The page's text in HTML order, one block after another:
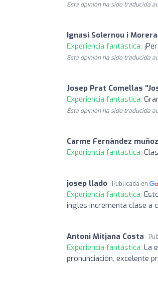
Esta opinión ha sido traducida
Ignasi Solernou i Morera
Experiencia fantástica:
Esta opinión ha sido traducida
Josep Prat Comellas
Experiencia fantástica:
Esta opinión ha sido traducida
Carme Fernàndez muñoz
Experiencia fantástica:
josep llado Publicada en
Experiencia fantástica:
ingles incrementa clase a
Antoni Mitjana Costa
Experiencia fantástica: La
pronunciación, excelente